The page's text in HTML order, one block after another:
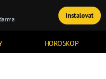
HOROSKOP
TÉMATA
Instalovat